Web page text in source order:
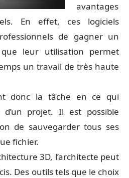
avantages
En effet, ces logiciels
de gagner un
leur utilisation permet
un travail de très haute
donc la tâche en ce qui
projet. Il est possible
de sauvegarder tous ses
fichier.
3D, l’architecte peut
Des outils tels que le choix